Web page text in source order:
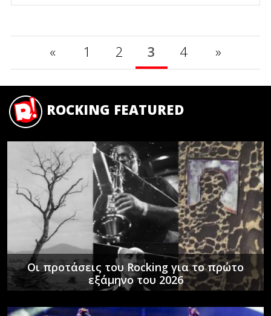
« 1 2 3 4 »
ROCKING FEATURED
Οι προτάσεις του Rocking για το πρώτο
εξάμηνο του 2026